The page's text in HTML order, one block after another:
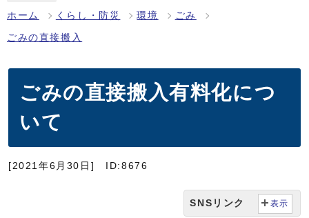
ホーム くらし・防災 環境 ごみ
ごみの直接搬入
ごみの直接搬入有料化につ
いて
[2021年6月30日] ID:8676
SNSリンク 表示